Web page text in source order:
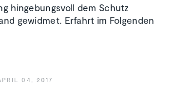
hingebungsvoll dem Schutz
gewidmet. Erfahrt im Folgenden
04, 2017